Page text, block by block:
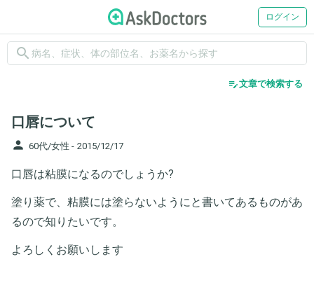
ログイン
search
edit_note文章で検索する
口唇について
person 60代/女性 - 2015/12/17
口唇は粘膜になるのでしょうか?
塗り薬で、粘膜には塗らないようにと書いてあるものがあ
るので知りたいです。
よろしくお願いします